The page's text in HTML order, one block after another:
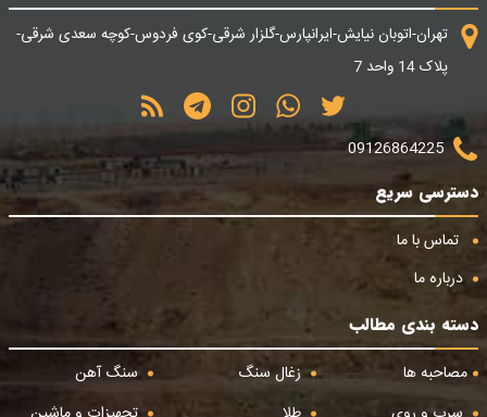
تهران-اتوبان نیایش-ایرانپارس-گلزار شرقی-کوی فردوس-کوچه سعدی شرقی-
پلاک 14 واحد 7
09126864225
دسترسی سریع
تماس با ما
درباره ما
دسته بندی مطالب
مصاحبه ها
زغال سنگ
سنگ آهن